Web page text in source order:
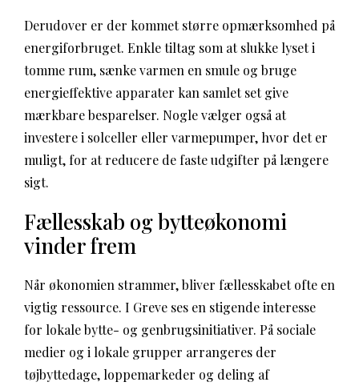
Derudover er der kommet større opmærksomhed på
energiforbruget. Enkle tiltag som at slukke lyset i
tomme rum, sænke varmen en smule og bruge
energieffektive apparater kan samlet set give
mærkbare besparelser. Nogle vælger også at
investere i solceller eller varmepumper, hvor det er
muligt, for at reducere de faste udgifter på længere
sigt.
Fællesskab og bytteøkonomi
vinder frem
Når økonomien strammer, bliver fællesskabet ofte en
vigtig ressource. I Greve ses en stigende interesse
for lokale bytte- og genbrugsinitiativer. På sociale
medier og i lokale grupper arrangeres der
tøjbyttedage, loppemarkeder og deling af